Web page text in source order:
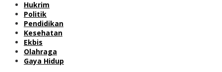
Hukrim
Politik
Pendidikan
Kesehatan
Ekbis
Olahraga
Gaya Hidup